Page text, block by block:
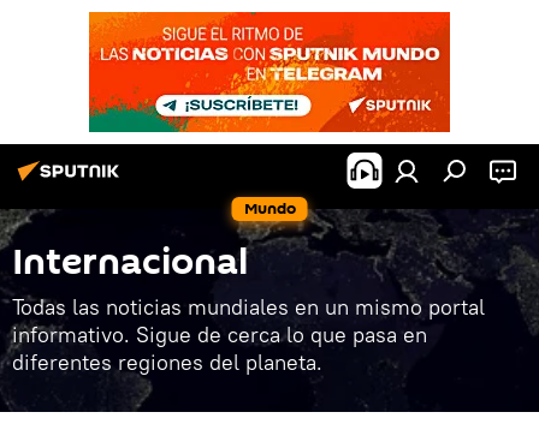
Mundo
Internacional
Todas las noticias mundiales en un mismo portal
informativo. Sigue de cerca lo que pasa en
diferentes regiones del planeta.